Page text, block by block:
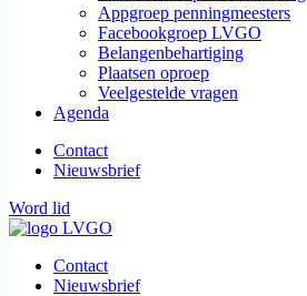
Appgroep penningmeesters
Facebookgroep LVGO
Belangenbehartiging
Plaatsen oproep
Veelgestelde vragen
Agenda
Contact
Nieuwsbrief
Word lid
Contact
Nieuwsbrief